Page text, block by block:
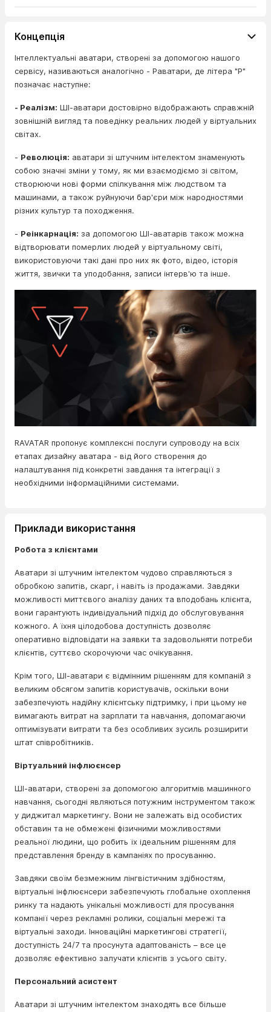
Концепція
Інтеллектуальні аватари, створені за допомогою нашого
сервісу, називаються аналогічно - Раватари, де літера "Р"
позначає наступне:
- Реалізм: ШІ-аватари достовірно відображають справжній
зовнішній вигляд та поведінку реальних людей у віртуальних
світах.
- Революція: аватари зі штучним інтелектом знаменують
собою значні зміни у тому, як ми взаємодіємо зі світом,
створюючи нові форми спілкування між людством та
машинами, а також руйнуючи бар'єри між народностями
різних культур та походження.
- Реінкарнація: за допомогою ШІ-аватарів також можна
відтворювати померлих людей у ​​віртуальному світі,
використовуючи такі дані про них як фото, відео, історія
життя, звички та уподобання, записи інтерв'ю та інше.
RAVATAR пропонує комплексні послуги супроводу на всіх
етапах дизайну аватара - від його створення до
налаштування під конкретні завдання та інтеграції з
необхідними інформаційними системами.
Приклади використання
Робота з клієнтами
Аватари зі штучним інтелектом чудово справляються з
обробкою запитів, скарг, і навіть із продажами. Завдяки
можливості миттєвого аналізу даних та вподобань клієнта,
вони гарантують індивідуальний підхід до обслуговування
кожного. А їхня цілодобова доступність дозволяє
оперативно відповідати на заявки та задовольняти потреби
клієнтів, суттєво скорочуючи час очікування.
Крім того, ШІ-аватари є відмінним рішенням для компаній з
великим обсягом запитів користувачів, оскільки вони
забезпечують надійну клієнтську підтримку, і при цьому не
вимагають витрат на зарплати та навчання, допомагаючи
оптимізувати витрати та без особливих зусиль розширити
штат співробітників.
Віртуальний інфлюєнсер
ШІ-аватари, створені за допомогою алгоритмів машинного
навчання, сьогодні являються потужним інструментом також
у диджитал маркетингу. Вони не залежать від особистих
обставин та не обмежені фізичними можливостями
реальної людини, що робить їх ідеальним рішенням для
представлення бренду в кампаніях по просуванню.
Завдяки своїм безмежним лінгвістичним здібностям,
віртуальні інфлюєнсери забезпечують глобальне охоплення
ринку та надають унікальні можливості для просування
компанії через рекламні ролики, соціальні мережі та
віртуальні заходи. Інноваційні маркетингові стратегії,
доступність 24/7 та просунута адаптованість – все це
дозволяє ефективно залучати клієнтів з усього світу.
Персональний асистент
Аватари зі штучним інтелектом знаходять все більше